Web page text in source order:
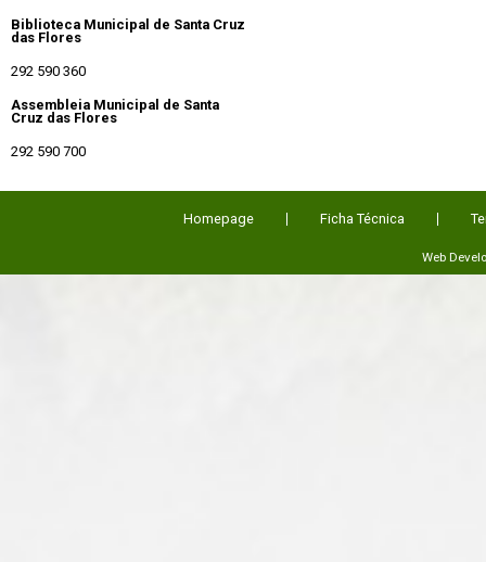
Biblioteca Municipal de Santa Cruz
das Flores
292 590 360
Assembleia Municipal de Santa
Cruz das Flores
292 590 700
Homepage Ficha Técnica
Web